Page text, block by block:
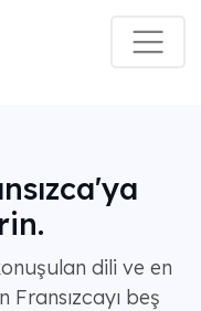
dili ve en
Fransızcayı beş